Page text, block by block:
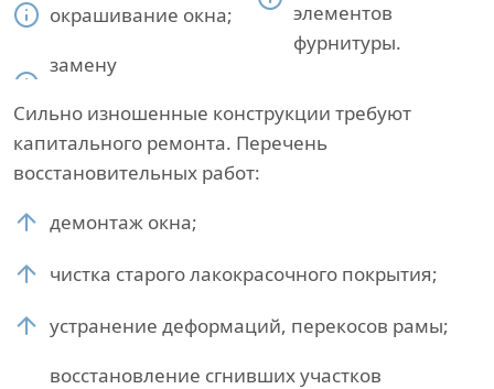
окрашивание окна;
замену
элементов
фурнитуры.
Сильно изношенные конструкции требуют
капитального ремонта. Перечень
восстановительных работ:
демонтаж окна;
чистка старого лакокрасочного покрытия;
устранение деформаций, перекосов рамы;
восстановление сгнивших участков